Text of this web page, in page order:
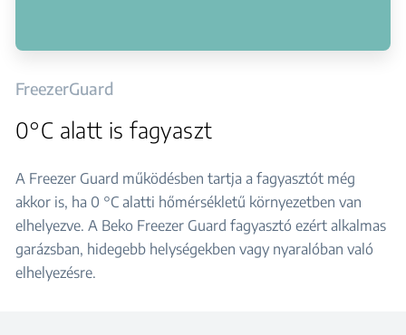
FreezerGuard
0°C alatt is fagyaszt
A Freezer Guard működésben tartja a fagyasztót még
akkor is, ha 0 °C alatti hőmérsékletű környezetben van
elhelyezve. A Beko Freezer Guard fagyasztó ezért alkalmas
garázsban, hidegebb helységekben vagy nyaralóban való
elhelyezésre.